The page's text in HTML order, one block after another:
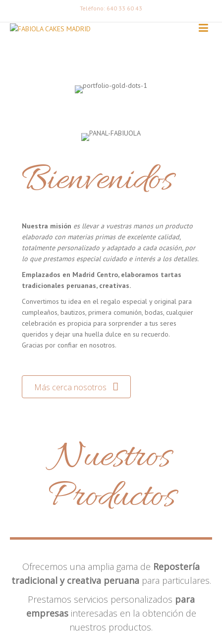
Teléfono: 640 33 60 43
Bienvenidos
Nuestra misión es llevar a vuestras manos un producto
elaborado con materias primas de excelente calidad,
totalmente personalizado y adaptado a cada ocasión, por
lo que prestamos especial cuidado e interés a los detalles.
Emplazados en Madrid Centro, elaboramos tartas
tradicionales peruanas, creativas.
Convertimos tu idea en el regalo especial y original para
cumpleaños, bautizos, primera comunión, bodas, cualquier
celebración es propicia para sorprender a tus seres
queridos y dejar una huella dulce en su recuerdo.
Gracias por confiar en nosotros.
Más cerca nosotros
Nuestros
Productos
Ofrecemos una amplia gama de Repostería
tradicional y creativa peruanapara particulares.
Prestamos servicios personalizados para
empresasinteresadas en la obtención de
nuestros productos.